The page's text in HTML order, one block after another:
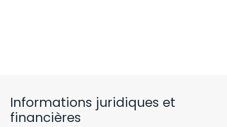
Informations juridiques et
financières